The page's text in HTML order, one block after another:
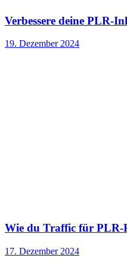
Verbessere deine PLR-
19. Dezember 2024
Wie du Traffic für PLR-
17. Dezember 2024